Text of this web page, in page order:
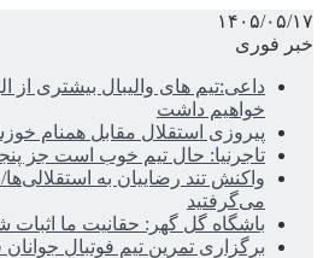
۱۴۰۵/۰۵/۱۷
خبر فوری
داعی:تیم های والیبال بیشتری از
خواهیم داشت
پیروزی استقلال مقابل همنام
تاجرنیا: حال تیم خوب است جز
واکنش تند رضاییان به
می‌گرفتید
باشگاه گل گهر: حقانیت ما اثبات
برگزاری تمرین تیم فوتبال